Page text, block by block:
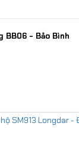
BB06 - Bảo Bình